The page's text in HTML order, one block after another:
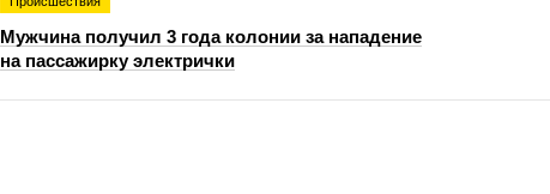
Мужчина получил 3 года колонии за нападение
на пассажирку электрички